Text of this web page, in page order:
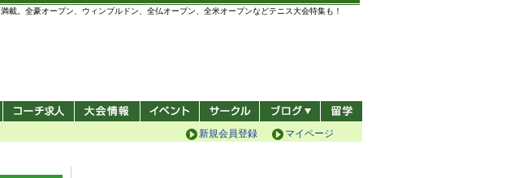
。全豪オープン、ウィンブルドン、全仏オープン、全米オープンなどテニス大会特集も！
マイページ
新規会員登録